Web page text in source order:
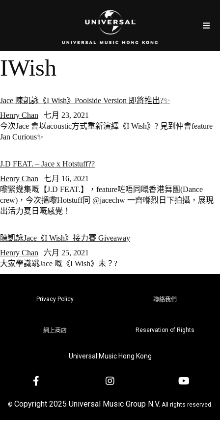
IWish
Jace 陳凱詠《I Wish》Poolside Version 即將推出?✨
Henry Chan | 七月 23, 2021
今次Jace 會以acoustic方式重新演繹《I Wish》? 見到仲會feature
Jan Curious✨
J.D FEAT. – Jace x Hotstuff??
Henry Chan | 七月 16, 2021
嚟緊幾集嘅【J.D FEAT.】，feature咗唔同嘅香港舞團(Dance
crew)，今次搵嚟Hotstuff同 @jacechw 一齊喺烈日下拍攝，展現
出活力夏日嘅感覺！
陳凱詠Jace《I Wish》接力賽 Giveaway
Henry Chan | 六月 25, 2021
大家學識跳Jace 嘅《I Wish》未？?
Privacy Policy 聯絡我們
網上商店 Reservation of Rights
Universal Music Hong Kong
© Copyright 2025 Universal Music Group N.V. All rights reserved.